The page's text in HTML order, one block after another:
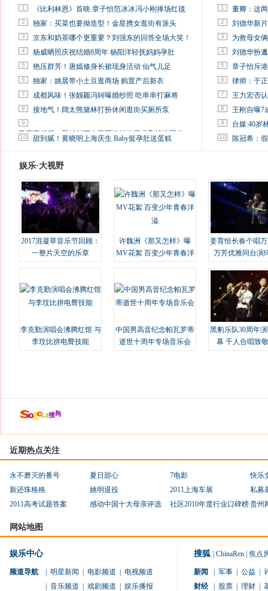
1 《比利林恩》首映 章子怡范冰冰冯小刚捧场红毯
2 独家：买菜也要拗造型！金星携女逛街有派头
3 京东和奶茶哪个更重要？刘强东的回答全场大笑！
4 杨威晒照庆祝结婚8周年 杨阳洋轻抚妈妈孕肚
5 艳压群芳！唐嫣修身长裙现身活动 仙气儿足
6 独家：姚晨带小土豆逛商场 购置产后新衣
7 成都风味！张靓颖冯轲曝婚纱照 吃串串打麻将
8 接地气！阔太熊黛林打扮休闲逛街买厕所泵
9
马蓉离婚后，砸1000万人民币给媒体要求删掉这照片
10 甜到腻！黄晓明上海庆生 Baby挺孕肚送蛋糕
1 董卿：这
2 刘德华新
3 为救母女
4 刘德华扮
5 章子怡斥
6 律师：于
7 王力宏否
8 王刚自曝7
9 台媒:40岁
10 陈冠希：
娱乐·大视野
2017混凝草音乐节回顾：
一整片天空的乐章
许魏洲《那又怎样》曝
MV花絮 百变少年青春洋
姜育恒长春个唱
万芳优雅同台演
李克勤演唱会沸腾红馆 与
李玟比拼电臀技能
中国男高音纪念帕瓦罗蒂
逝世十周年专场音乐会
黑豹乐队30周年
幕 千人合唱致
近期热点关注
永不磨灭的番号 夏日甜心 7电影
快乐
新还珠格格
姚明退役 2011上海车展
私募
2011高考试题答案
感动中国十大母亲评选 社区2010年度行业口碑榜贵州
网站地图
娱乐中心
频道导航 明星新闻 电影频道
电视频道
音乐频道 戏剧频道
娱乐播报
搜狐 ChinaRen 焦点
新闻 军事 公益
财经
股票 理财